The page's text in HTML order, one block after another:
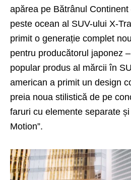
apărea pe Bătrânul
peste ocean al SUV-ului X-
primit o generație complet
pentru producătorul japonez
popular produs al mărcii în
american a primit un design
preia noua stilistică de pe
faruri cu elemente separate și
Motion”.